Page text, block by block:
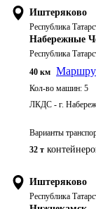
Иштеряково
Республика
Набережные
Республика
40 км
Кол-во машин: 5
ЛКДС - г.
Варианты
32 т
Иштеряково
Республика